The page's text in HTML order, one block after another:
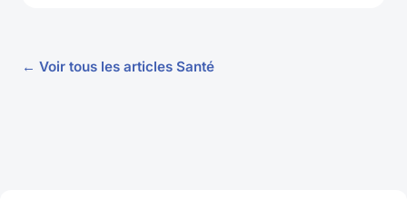
← Voir tous les articles Santé